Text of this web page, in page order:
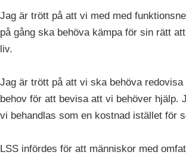
Jag är trött på att vi med med
på gång ska behöva kämpa för sin rätt
liv.
Jag är trött på att vi ska behöva
behov för att bevisa att vi behöver hjälp.
vi behandlas som en kostnad istället för
LSS infördes för att människor med